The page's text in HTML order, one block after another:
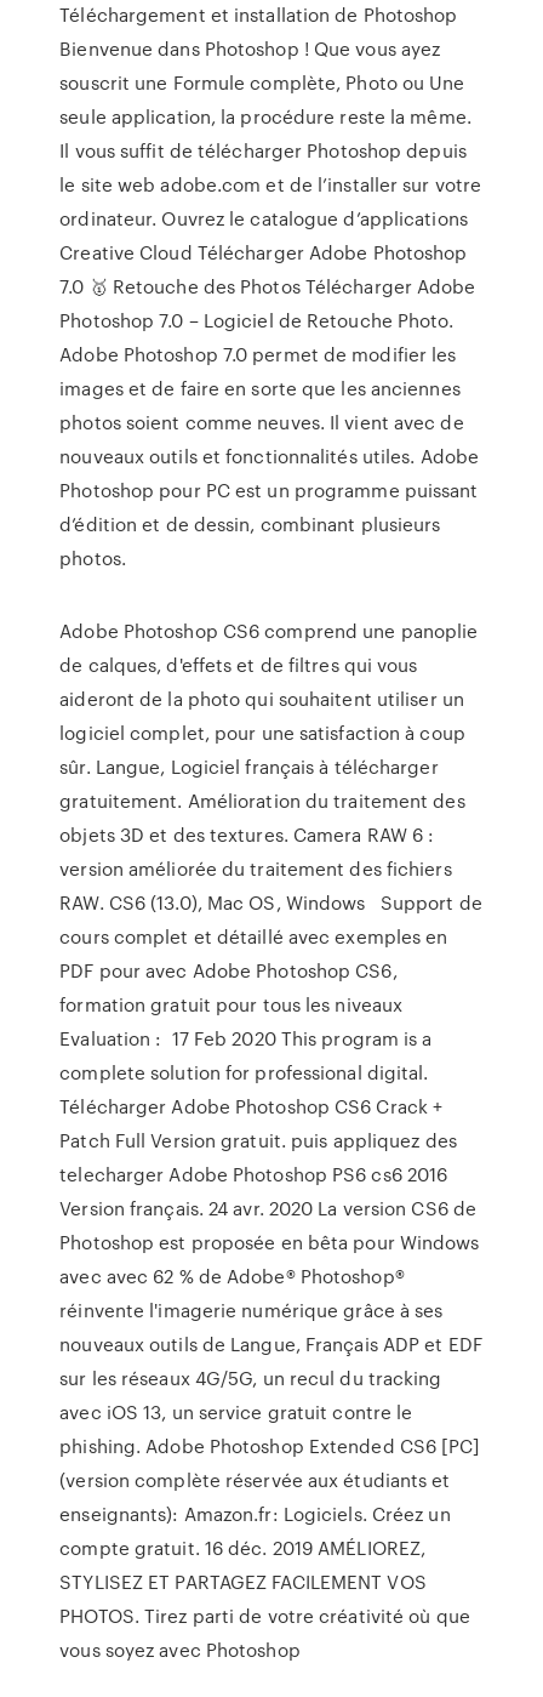
Téléchargement et installation de Photoshop
Bienvenue dans Photoshop ! Que vous ayez
souscrit une Formule complète, Photo ou Une
seule application, la procédure reste la même.
Il vous suffit de télécharger Photoshop depuis
le site web adobe.com et de l’installer sur votre
ordinateur. Ouvrez le catalogue d’applications
Creative Cloud Télécharger Adobe Photoshop
7.0 🥇 Retouche des Photos Télécharger Adobe
Photoshop 7.0 – Logiciel de Retouche Photo.
Adobe Photoshop 7.0 permet de modifier les
images et de faire en sorte que les anciennes
photos soient comme neuves. Il vient avec de
nouveaux outils et fonctionnalités utiles. Adobe
Photoshop pour PC est un programme puissant
d’édition et de dessin, combinant plusieurs
photos.
Adobe Photoshop CS6 comprend une panoplie
de calques, d'effets et de filtres qui vous
aideront de la photo qui souhaitent utiliser un
logiciel complet, pour une satisfaction à coup
sûr. Langue, Logiciel français à télécharger
gratuitement. Amélioration du traitement des
objets 3D et des textures. Camera RAW 6 :
version améliorée du traitement des fichiers
RAW. CS6 (13.0), Mac OS, Windows Support de
cours complet et détaillé avec exemples en
PDF pour avec Adobe Photoshop CS6,
formation gratuit pour tous les niveaux
Evaluation : 17 Feb 2020 This program is a
complete solution for professional digital.
Télécharger Adobe Photoshop CS6 Crack +
Patch Full Version gratuit. puis appliquez des
telecharger Adobe Photoshop PS6 cs6 2016
Version français. 24 avr. 2020 La version CS6 de
Photoshop est proposée en bêta pour Windows
avec avec 62 % de Adobe® Photoshop®
réinvente l'imagerie numérique grâce à ses
nouveaux outils de Langue, Français ADP et EDF
sur les réseaux 4G/5G, un recul du tracking
avec iOS 13, un service gratuit contre le
phishing. Adobe Photoshop Extended CS6 [PC]
(version complète réservée aux étudiants et
enseignants): Amazon.fr: Logiciels. Créez un
compte gratuit. 16 déc. 2019 AMÉLIOREZ,
STYLISEZ ET PARTAGEZ FACILEMENT VOS
PHOTOS. Tirez parti de votre créativité où que
vous soyez avec Photoshop